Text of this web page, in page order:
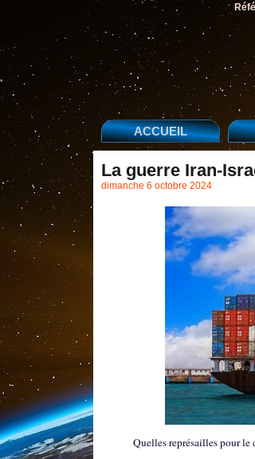
ACCUEIL
La guerre Iran-
dimanche 6 octobre 2024
Quelles représailles pour le